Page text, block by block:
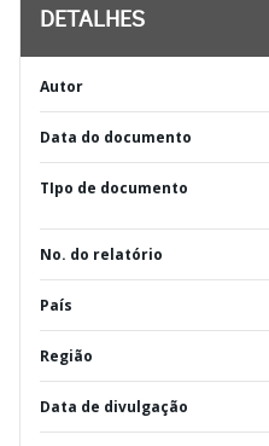
DETALHES
Autor
Data do documento
TIpo de documento
No. do relatório
País
Região
Data de divulgação